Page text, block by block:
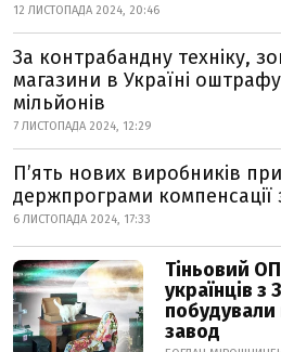
12 ЛИСТОПАДА 2024, 20:46
За контрабандну техніку,
магазини в Україні
мільйонів
7 ЛИСТОПАДА 2024, 12:29
Пʼять нових виробників
держпрограми компенсації
6 ЛИСТОПАДА 2024, 17:33
Тіньовий
українців
завод